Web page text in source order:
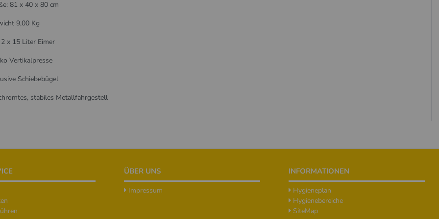
81 x 40 x 80 cm
9,00 Kg
x 15 Liter Eimer
Vertikalpresse
Schiebebügel
stabiles Metallfahrgestell
ÜBER UNS
Impressum
INFORMATIONEN
Hygieneplan
Hygienebereiche
SiteMap